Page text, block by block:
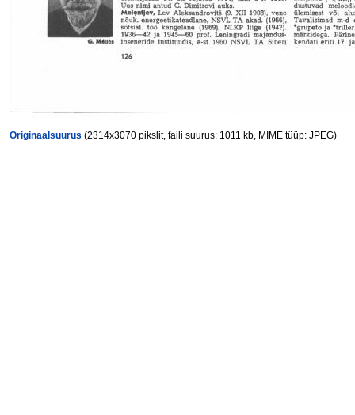
Originaalsuurus (2314x3070 pikslit, faili suurus: 1011 kb, MIME tüüp: JPEG)